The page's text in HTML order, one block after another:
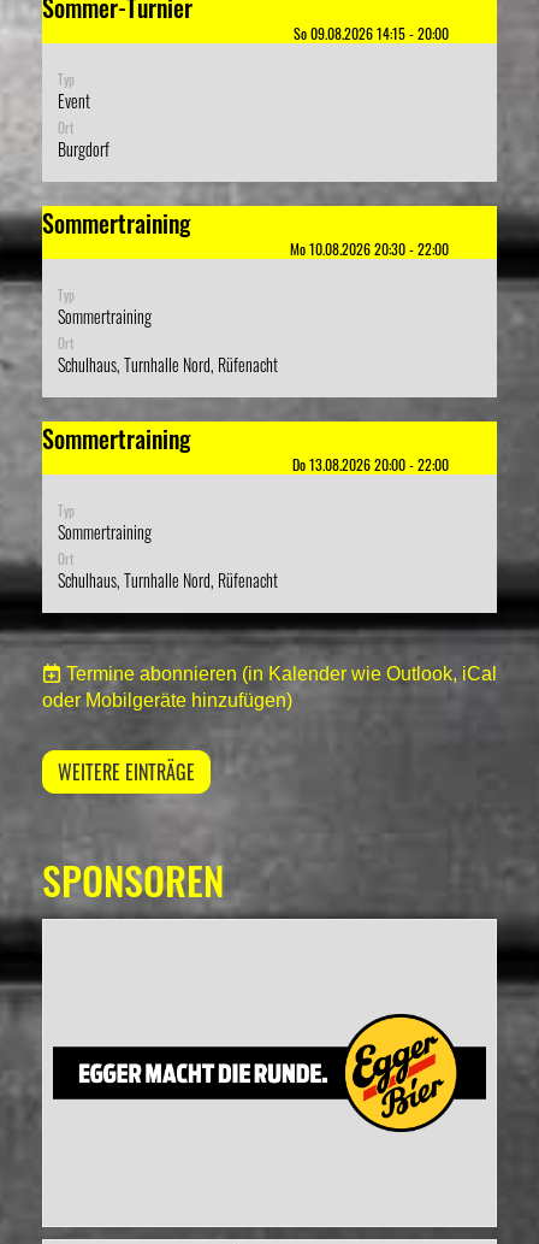
Sommer-Turnier
So 09.08.2026 14:15 - 20:00
Typ
Event
Ort
Burgdorf
Sommertraining
Mo 10.08.2026 20:30 - 22:00
Typ
Sommertraining
Ort
Schulhaus, Turnhalle Nord, Rüfenacht
Sommertraining
Do 13.08.2026 20:00 - 22:00
Typ
Sommertraining
Ort
Schulhaus, Turnhalle Nord, Rüfenacht
Termine abonnieren (in Kalender wie Outlook, iCal
oder Mobilgeräte hinzufügen)
WEITERE EINTRÄGE
SPONSOREN